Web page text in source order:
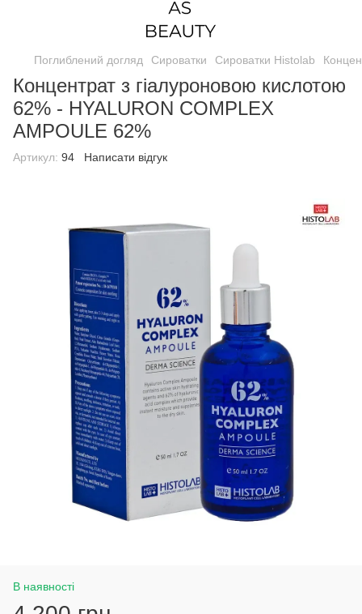
Поглиблений догляд Сироватки Сироватки Histolab
Концентрат з гіалуроновою кислотою
62% - HYALURON COMPLEX
AMPOULE 62%
Артикул: 94 Написати відгук
В наявності